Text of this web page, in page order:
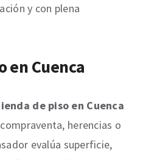
y con plena
en Cuenca
de piso en Cuenca
herencias o
evalúa superficie,